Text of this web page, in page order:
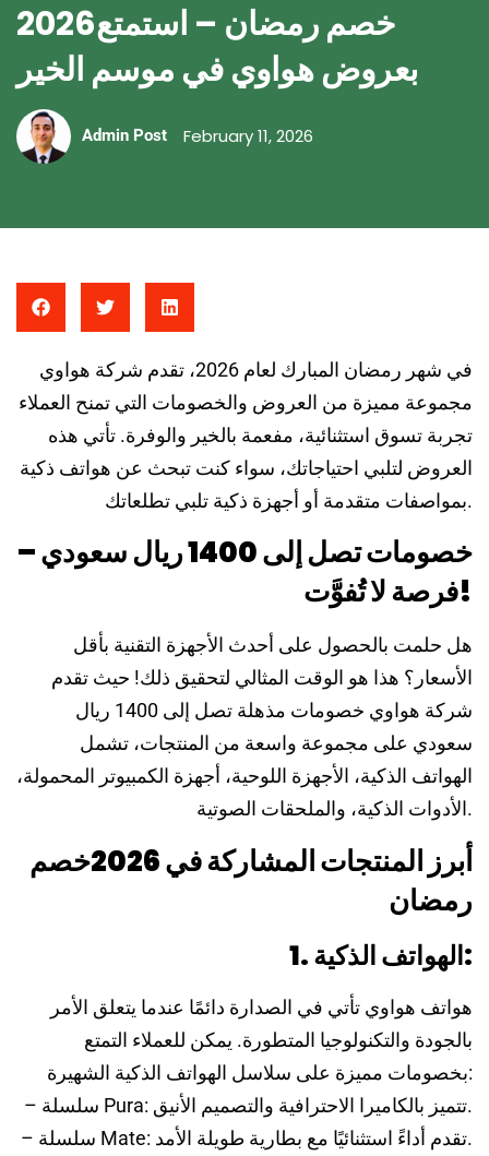
2026خصم رمضان – استمتع
بعروض هواوي في موسم الخير
Admin Post February 11, 2026
في شهر رمضان المبارك لعام 2026، تقدم شركة هواوي
مجموعة مميزة من العروض والخصومات التي تمنح العملاء
تجربة تسوق استثنائية، مفعمة بالخير والوفرة. تأتي هذه
العروض لتلبي احتياجاتك، سواء كنت تبحث عن هواتف ذكية
بمواصفات متقدمة أو أجهزة ذكية تلبي تطلعاتك.
خصومات تصل إلى 1400 ريال سعودي –
فرصة لا تُفوَّت!
هل حلمت بالحصول على أحدث الأجهزة التقنية بأقل
الأسعار؟ هذا هو الوقت المثالي لتحقيق ذلك! حيث تقدم
شركة هواوي خصومات مذهلة تصل إلى 1400 ريال
سعودي على مجموعة واسعة من المنتجات، تشمل
الهواتف الذكية، الأجهزة اللوحية، أجهزة الكمبيوتر المحمولة،
الأدوات الذكية، والملحقات الصوتية.
أبرز المنتجات المشاركة في 2026خصم
رمضان
1. الهواتف الذكية:
هواتف هواوي تأتي في الصدارة دائمًا عندما يتعلق الأمر
بالجودة والتكنولوجيا المتطورة. يمكن للعملاء التمتع
بخصومات مميزة على سلاسل الهواتف الذكية الشهيرة:
– سلسلة Pura: تتميز بالكاميرا الاحترافية والتصميم الأنيق.
– سلسلة Mate: تقدم أداءً استثنائيًا مع بطارية طويلة الأمد.